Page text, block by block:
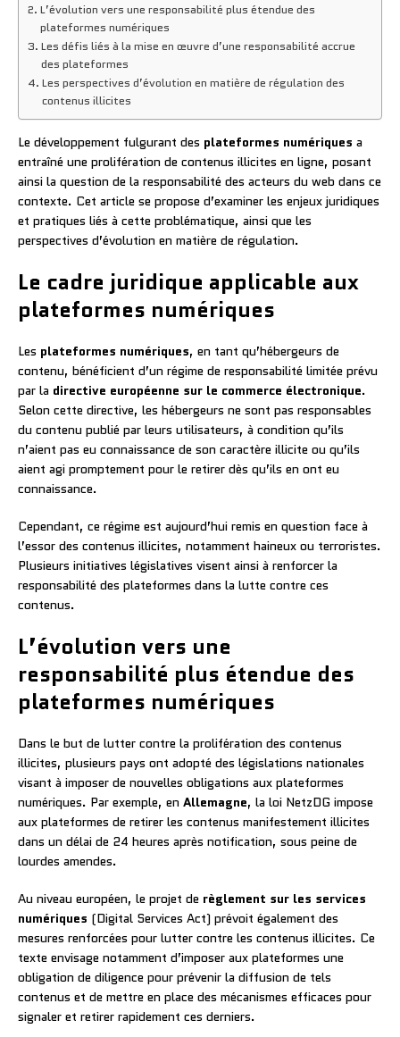
L’évolution vers une responsabilité plus étendue des
plateformes numériques
Les défis liés à la mise en œuvre d’une responsabilité accrue
des plateformes
Les perspectives d’évolution en matière de régulation des
contenus illicites
Le développement fulgurant des plateformes numériques a
entraîné une prolifération de contenus illicites en ligne, posant
ainsi la question de la responsabilité des acteurs du web dans ce
contexte. Cet article se propose d’examiner les enjeux juridiques
et pratiques liés à cette problématique, ainsi que les
perspectives d’évolution en matière de régulation.
Le cadre juridique applicable aux
plateformes numériques
Les plateformes numériques, en tant qu’hébergeurs de
contenu, bénéficient d’un régime de responsabilité limitée prévu
par la directive européenne sur le commerce électronique.
Selon cette directive, les hébergeurs ne sont pas responsables
du contenu publié par leurs utilisateurs, à condition qu’ils
n’aient pas eu connaissance de son caractère illicite ou qu’ils
aient agi promptement pour le retirer dès qu’ils en ont eu
connaissance.
Cependant, ce régime est aujourd’hui remis en question face à
l’essor des contenus illicites, notamment haineux ou terroristes.
Plusieurs initiatives législatives visent ainsi à renforcer la
responsabilité des plateformes dans la lutte contre ces
contenus.
L’évolution vers une
responsabilité plus étendue des
plateformes numériques
Dans le but de lutter contre la prolifération des contenus
illicites, plusieurs pays ont adopté des législations nationales
visant à imposer de nouvelles obligations aux plateformes
numériques. Par exemple, en Allemagne, la loi NetzDG impose
aux plateformes de retirer les contenus manifestement illicites
dans un délai de 24 heures après notification, sous peine de
lourdes amendes.
Au niveau européen, le projet de règlement sur les services
numériques (Digital Services Act) prévoit également des
mesures renforcées pour lutter contre les contenus illicites. Ce
texte envisage notamment d’imposer aux plateformes une
obligation de diligence pour prévenir la diffusion de tels
contenus et de mettre en place des mécanismes efficaces pour
signaler et retirer rapidement ces derniers.